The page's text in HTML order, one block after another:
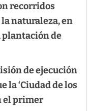
recorridos
naturaleza, en
plantación de
de ejecución
la ‘Ciudad de los
el primer